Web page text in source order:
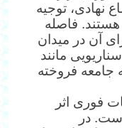
نهادی، توجیه
هستند. فاصله
آن در میدان
مانند
جامعه فروخته
فوری اثر
در